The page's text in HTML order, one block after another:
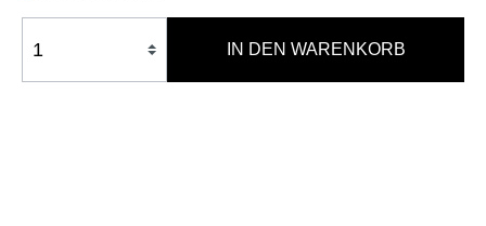
IN DEN WARENKORB